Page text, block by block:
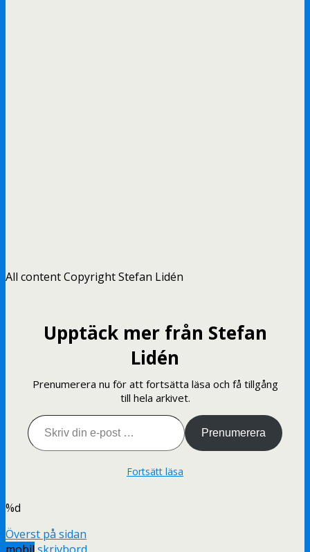
All content Copyright Stefan Lidén
Upptäck mer från Stefan
Lidén
Prenumerera nu för att fortsätta läsa och få tillgång
till hela arkivet.
Prenumerera
Fortsätt läsa
%d
Överst på sidan